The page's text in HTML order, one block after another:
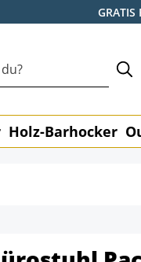
GRATIS
Holz-Barhocker